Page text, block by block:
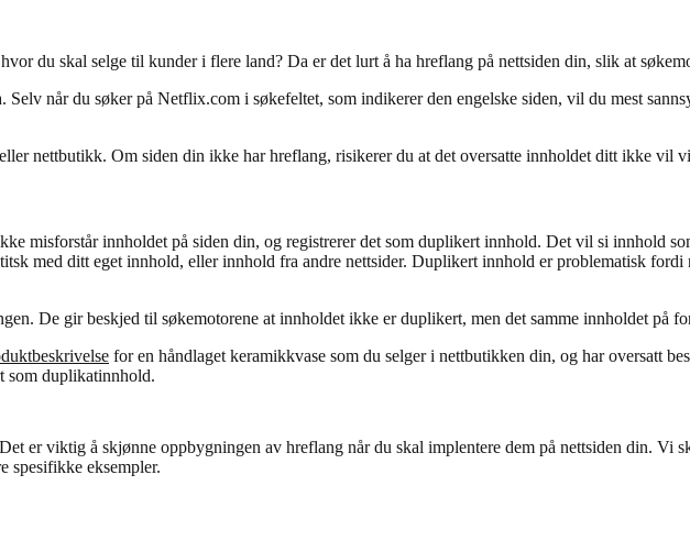
hvor du skal selge til kunder i flere land? Da er det lurt å ha hreflang på nettsiden din, slik at
når du søker på Netflix.com i søkefeltet, som indikerer den engelske siden, vil du mest
nettbutikk. Om siden din ikke har hreflang, risikerer du at det oversatte innholdet ditt ikke vil
misforstår innholdet på siden din, og registrerer det som duplikert innhold. Det vil si innhold
med ditt eget innhold, eller innhold fra andre nettsider. Duplikert innhold er problematisk
De gir beskjed til søkemotorene at innholdet ikke er duplikert, men det samme innholdet på
for en håndlaget keramikkvase som du selger i nettbutikken din, og har oversatt
som duplikatinnhold.
er viktig å skjønne oppbygningen av hreflang når du skal implentere dem på nettsiden din. Vi
spesifikke eksempler.